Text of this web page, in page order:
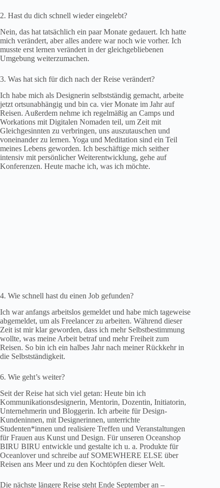
2. Hast du dich schnell wieder eingelebt?
Nein, das hat tatsächlich ein paar Monate gedauert. Ich hatte
mich verändert, aber alles andere war noch wie vorher. Ich
musste erst lernen verändert in der gleichgebliebenen
Umgebung weiterzumachen.
3. Was hat sich für dich nach der Reise verändert?
Ich habe mich als Designerin selbstständig gemacht, arbeite
jetzt ortsunabhängig und bin ca. vier Monate im Jahr auf
Reisen. Außerdem nehme ich regelmäßig an Camps und
Workations mit Digitalen Nomaden teil, um Zeit mit
Gleichgesinnten zu verbringen, uns auszutauschen und
voneinander zu lernen. Yoga und Meditation sind ein Teil
meines Lebens geworden. Ich beschäftige mich seither
intensiv mit persönlicher Weiterentwicklung, gehe auf
Konferenzen. Heute mache ich, was ich möchte.
4. Wie schnell hast du einen Job gefunden?
Ich war anfangs arbeitslos gemeldet und habe mich tageweise
abgemeldet, um als Freelancer zu arbeiten. Während dieser
Zeit ist mir klar geworden, dass ich mehr Selbstbestimmung
wollte, was meine Arbeit betraf und mehr Freiheit zum
Reisen. So bin ich ein halbes Jahr nach meiner Rückkehr in
die Selbstständigkeit.
6. Wie geht’s weiter?
Seit der Reise hat sich viel getan: Heute bin ich
Kommunikationsdesignerin, Mentorin, Dozentin, Initiatorin,
Unternehmerin und Bloggerin. Ich arbeite für Design-
Kundeninnen, mit Designerinnen, unterrichte
Studenten*innen und realisiere Treffen und Veranstaltungen
für Frauen aus Kunst und Design. Für unseren Oceanshop
BIRU BIRU entwickle und gestalte ich u. a. Produkte für
Oceanlover und schreibe auf SOMEWHERE ELSE über
Reisen ans Meer und zu den Kochtöpfen dieser Welt.
Die nächste längere Reise steht Ende September an –